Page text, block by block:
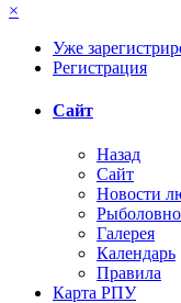
×
Уже
Регистрация
Сайт
Назад
Сайт
Новости
Галерея
Календарь
Правила
Карта РПУ